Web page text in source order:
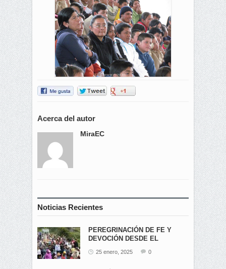
Acerca del autor
MiraEC
Noticias Recientes
PEREGRINACIÓN DE FE Y
DEVOCIÓN DESDE EL
25 enero, 2025 0